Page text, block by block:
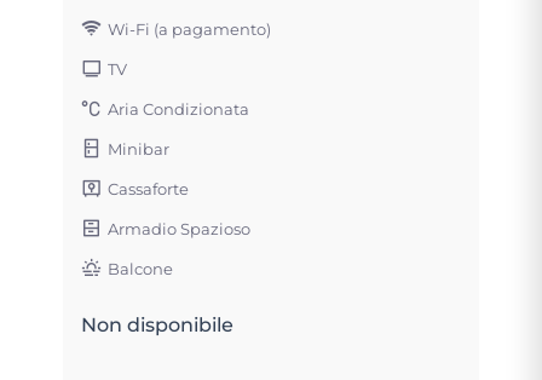
Wi-Fi (a pagamento)
TV
Aria Condizionata
Minibar
Cassaforte
Armadio Spazioso
Balcone
Non disponibile